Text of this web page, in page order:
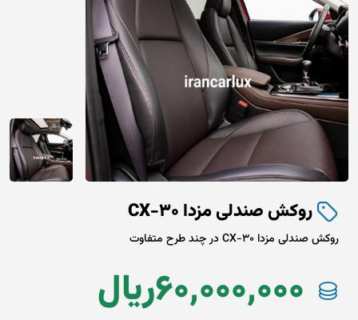
روکش صندلی مزدا CX-30
روکش صندلی مزدا CX-30 در چند طرح متفاوت
ريال60,000,000